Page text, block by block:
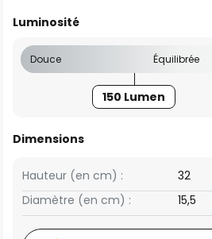
Luminosité
Douce Équilibrée
150 Lumen
Dimensions
Hauteur (en cm) :
32
Diamètre (en cm) :
15,5